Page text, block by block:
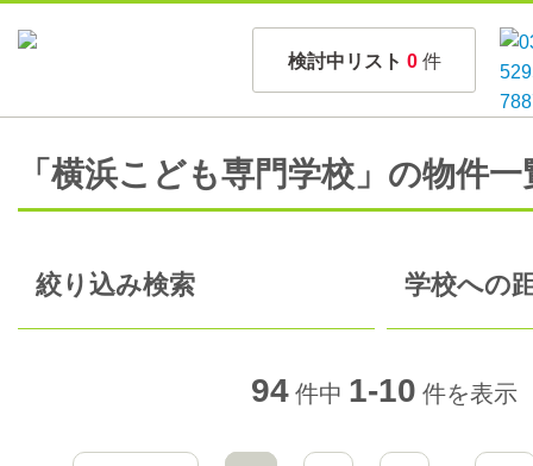
検討中リスト 0 件
「横浜こども専門学校」の物件一
絞り込み検索 学校への
94 件中 1-10 件を表示